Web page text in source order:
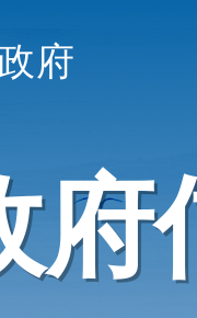
府
府